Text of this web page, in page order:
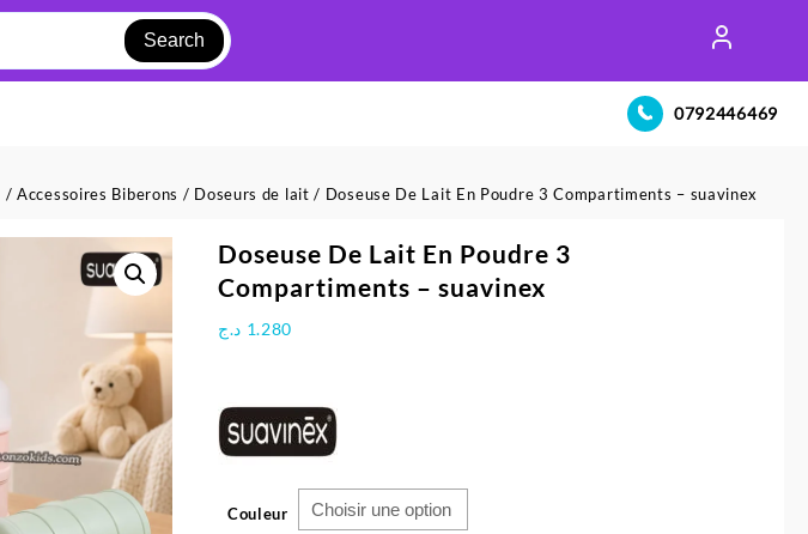
Search
0792446469
/Accessoires Biberons / Doseurs de lait / Doseuse De Lait En Poudre 3 Compartiments – suavinex
Doseuse De Lait En Poudre 3
Compartiments – suavinex
1.280 د.ج
Couleur